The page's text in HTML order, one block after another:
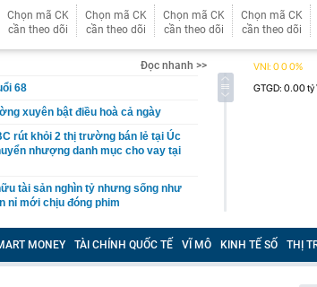
Chọn mã CK
cần theo dõi
Chọn mã CK
cần theo dõi
Chọn mã CK
cần theo dõi
Chọn mã CK
cần theo dõi
Đọc nhanh >>
68
xuyên bật điều hoà cả ngày
rút khỏi 2 thị trường bán lẻ tại Úc
nhượng danh mục cho vay tại
tài sản nghìn tỷ nhưng sống như
nỉ mới chịu đóng phim
ra quân lúc rạng sáng, kiểm tra 155
an thông tin 7 cá nhân bán vàng
MONEY TÀI CHÍNH QUỐC TẾ VĨ MÔ KINH TẾ SỐ THỊ